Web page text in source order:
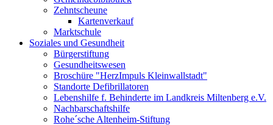
Zehntscheune
Kartenverkauf
Marktschule
Soziales und Gesundheit
Bürgerstiftung
Gesundheitswesen
Broschüre "HerzImpuls Kleinwallstadt"
Standorte Defibrillatoren
Lebenshilfe f. Behinderte im Landkreis Miltenberg e.V.
Nachbarschaftshilfe
Rohe´sche Altenheim-Stiftung